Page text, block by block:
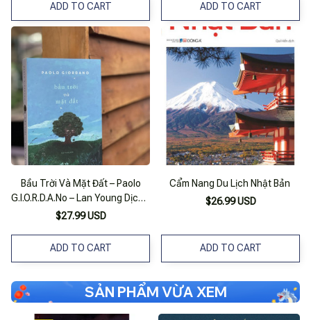
ADD TO CART ADD TO CART
Bầu Trời Và Mặt Đất – Paolo
G.I.O.R.D.A.No – Lan Young Dịch -
Nhã Nam
$27.99 USD
ADD TO CART
Cẩm Nang Du Lịch Nhật Bản
$26.99 USD
ADD TO CART
SẢN PHẨM VỪA XEM